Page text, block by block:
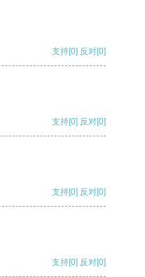
支持[0] 反对[0]
支持[0] 反对[0]
支持[0] 反对[0]
支持[0] 反对[0]